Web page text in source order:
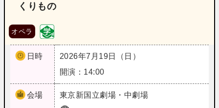
くりもの
オペラ
日時
2026年7月19日（日）
開演：14:00
会場 東京新国立劇場・中劇場